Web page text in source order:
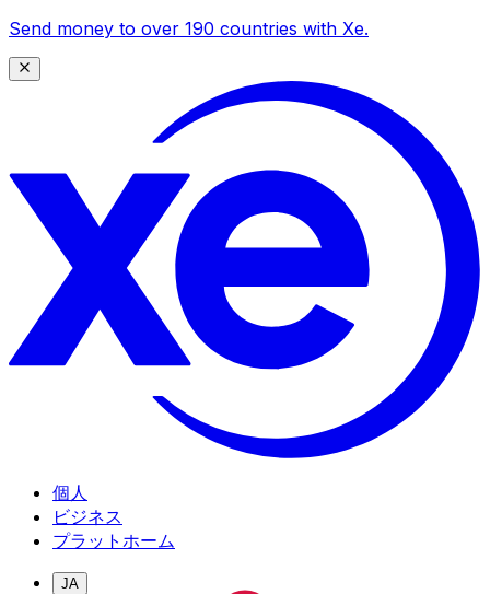
Send money to over 190 countries with Xe.
個人
ビジネス
プラットホーム
JA